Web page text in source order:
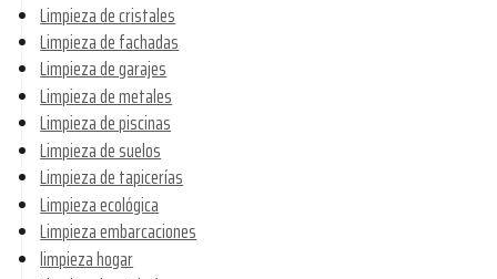
Limpieza de cristales
Limpieza de fachadas
Limpieza de garajes
Limpieza de metales
Limpieza de piscinas
Limpieza de suelos
Limpieza de tapicerías
Limpieza ecológica
Limpieza embarcaciones
limpieza hogar